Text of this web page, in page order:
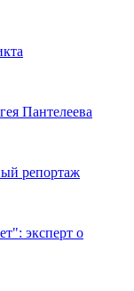
Пантелеева
репортаж
эксперт о